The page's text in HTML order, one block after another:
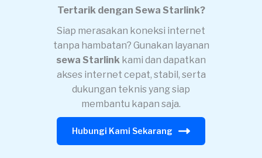
Tertarik dengan Sewa Starlink?
Siap merasakan koneksi internet
tanpa hambatan? Gunakan layanan
sewa Starlink kami dan dapatkan
akses internet cepat, stabil, serta
dukungan teknis yang siap
membantu kapan saja.
Hubungi Kami Sekarang